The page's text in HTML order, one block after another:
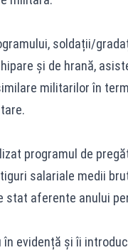
soldații/
și de hrană,
militarilor în
programul de
salariale medii
stat aferente anului
evidență și îi